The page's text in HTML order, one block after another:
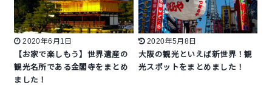
2020年6月1日
【お家で楽しもう】世界遺産の
観光名所である金閣寺をまとめ
ました！
2020年5月8日
大阪の観光といえば新世界！観
光スポットをまとめました！